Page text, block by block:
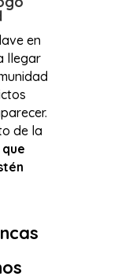
en
llegar
de la